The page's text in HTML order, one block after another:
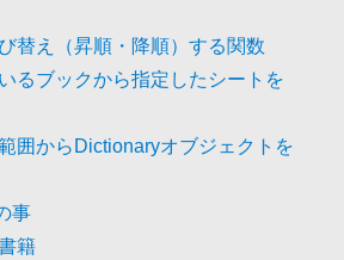
替え（昇順・降順）する関数
るブックから指定したシートを
囲からDictionaryオブジェクトを
事
籍